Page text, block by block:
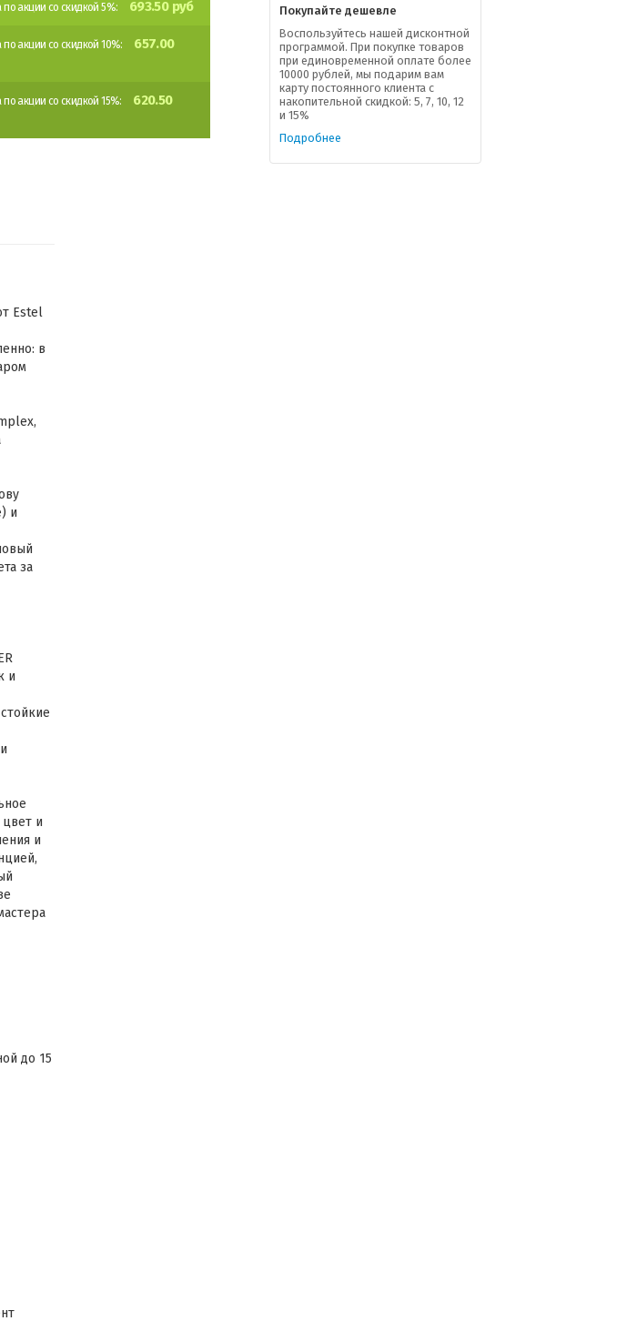
по акции со скидкой 5%: 693.50 руб
по акции со скидкой 10%:
657.00
по акции со скидкой 15%:
620.50
Estel
в
и
за
и
и
и
до 15
Покупайте дешевле
Воспользуйтесь нашей дисконтной
программой. При покупке товаров
при единовременной оплате более
10000 рублей, мы подарим вам
карту постоянного клиента с
накопительной скидкой: 5, 7, 10, 12
и 15%
Подробнее